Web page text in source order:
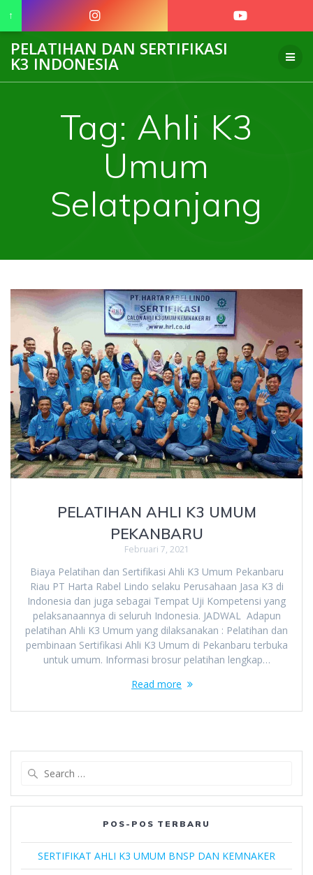
to
PELATIHAN DAN SERTIFIKASI
K3 INDONESIA
Tag: Ahli K3
Umum
Selatpanjang
PELATIHAN AHLI K3 UMUM
PEKANBARU
Februari 7, 2021
Biaya Pelatihan dan Sertifikasi Ahli K3 Umum Pekanbaru
Riau PT Harta Rabel Lindo selaku Perusahaan Jasa K3 di
Indonesia dan juga sebagai Tempat Uji Kompetensi yang
pelaksanaannya di seluruh Indonesia. JADWAL Adapun
pelatihan Ahli K3 Umum yang dilaksanakan : Pelatihan dan
pembinaan Sertifikasi Ahli K3 Umum di Pekanbaru terbuka
untuk umum. Informasi brosur pelatihan lengkap…
Read more
POS-POS TERBARU
SERTIFIKAT AHLI K3 UMUM BNSP DAN KEMNAKER
↑